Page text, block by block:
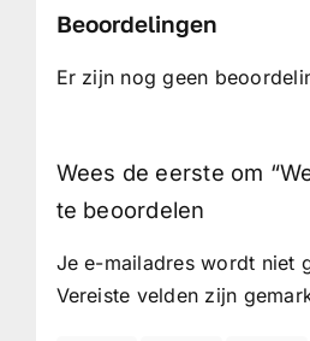
Beoordelingen
Er zijn nog geen
Wees de eerste om
te beoordelen
Je e-mailadres wordt niet
Vereiste velden zijn